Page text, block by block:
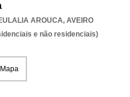
AROUCA, AVEIRO
e não residenciais)